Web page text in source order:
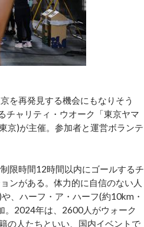
を再発見する機会にもなりそう
チャリティ・ウオーク「東京ヤマ
京)が主催。参加者と運営ボランテ
限時間12時間以内にゴールするチ
ンがある。体力的に自信のない人
、ハーフ・ア・ハーフ(約10km・
。2024年は、2600人がウォーク
の人たちといい、国内イベントで